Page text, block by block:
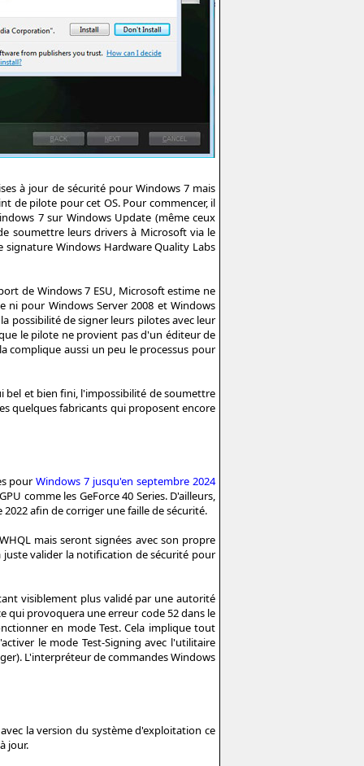
à jour de sécurité pour Windows 7 mais
de pilote pour cet OS. Pour commencer, il
7 sur Windows Update (même ceux
soumettre leurs drivers à Microsoft via le
Windows Hardware Quality Labs
de Windows 7 ESU, Microsoft estime ne
ni pour Windows Server 2008 et Windows
possibilité de signer leurs pilotes avec leur
le pilote ne provient pas d'un éditeur de
complique aussi un peu le processus pour
bel et bien fini, l'impossibilité de soumettre
quelques fabricants qui proposent encore
pourWindows 7 jusqu'en septembre 2024
comme les GeForce 40 Series. D'ailleurs,
afin de corriger une faille de sécurité.
mais seront signées avec son propre
valider la notification de sécurité pour
visiblement plus validé par une autorité
qui provoquera une erreur code 52 dans le
en mode Test. Cela implique tout
le mode Test-Signing avec l'utilitaire
L'interpréteur de commandes Windows
la version du système d'exploitation ce
jour.